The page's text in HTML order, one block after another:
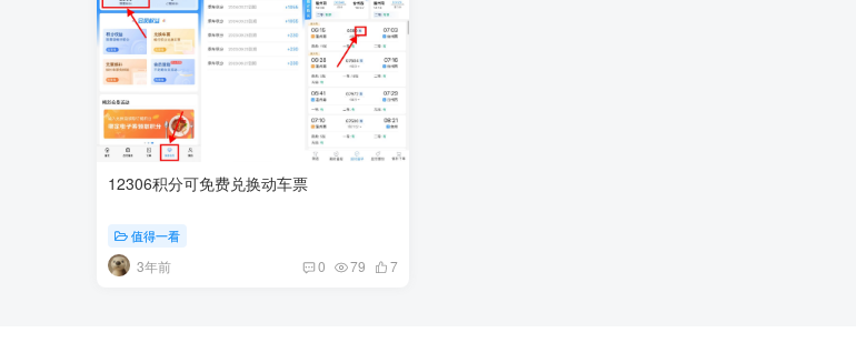
12306积分可免费兑换动车票
值得一看
3年前 0 79 7